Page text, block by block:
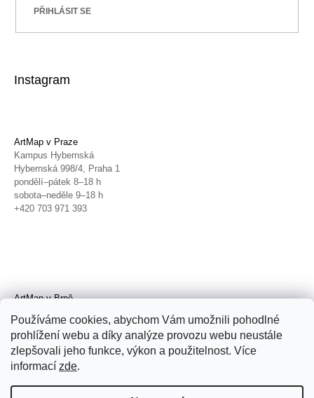
Používáme cookies, abychom Vám umožnili pohodlné
prohlížení webu a díky analýze provozu webu neustále
zlepšovali jeho funkce, výkon a použitelnost. Více
informací zde.
PŘIHLÁSIT SE
Instagram
ArtMap v Praze
Kampus Hybernská
Hybernská 998/4, Praha 1
pondělí–pátek 8–18 h
sobota–neděle 9–18 h
+420 703 971 393
ArtMap v Brně
Radnická 4, Brno
úterý–pátek 11–19 h
sobota 14–19 h
+420 702 152 298